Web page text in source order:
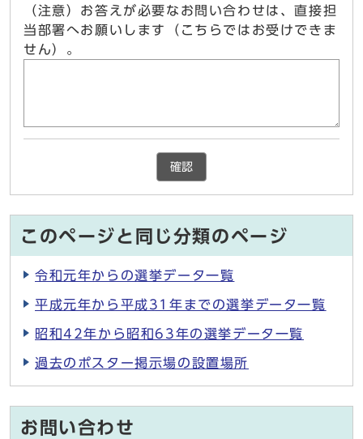
（注意）お答えが必要なお問い合わせは、直接担
当部署へお願いします（こちらではお受けできま
せん）。
確認
このページと同じ分類のページ
令和元年からの選挙データ一覧
平成元年から平成31年までの選挙データ一覧
昭和42年から昭和63年の選挙データ一覧
過去のポスター掲示場の設置場所
お問い合わせ